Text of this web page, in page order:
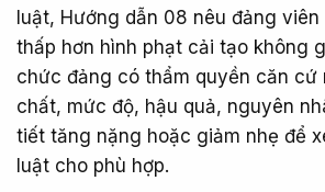
luật, Hướng dẫn 08 nêu đảng
thấp hơn hình phạt cải tạo không
chức đảng có thẩm quyền căn cứ
chất, mức độ, hậu quả, nguyên
tiết tăng nặng hoặc giảm nhẹ để
luật cho phù hợp.